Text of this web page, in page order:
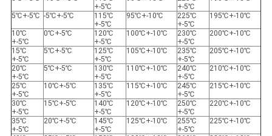
+-5℃
+-5℃
5℃+-5℃ -5℃+-5℃
115℃
+-5℃
95℃+-10℃
225℃
+-5℃
195℃+-10℃
10℃
+-5℃
0℃+-5℃
120℃
+-5℃
100℃+-10℃
230℃
+-5℃
200℃+-10℃
15℃
+-5℃
5℃+-5℃
125℃
+-5℃
105℃+-10℃
235℃
+-5℃
205℃+-10℃
20℃
+-5℃
5℃+-5℃
130℃
+-5℃
110℃+-10℃
240℃
+-5℃
210℃+-10℃
25℃
+-5℃
10℃+-5℃
135℃
+-5℃
115℃+-10℃
245℃
+-5℃
215℃+-10℃
30℃
+-5℃
15℃+-5℃
140℃
+-5℃
120℃+-10℃
250℃
+-5℃
220℃+-10℃
35℃
+-5℃
20℃+-5℃
145℃
+-5℃
125℃+-10℃
255℃
+-5℃
225℃+-10℃